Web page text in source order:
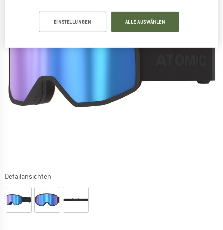
Detailansichten
EINSTELLUNGEN ALLE AUSWÄHLEN